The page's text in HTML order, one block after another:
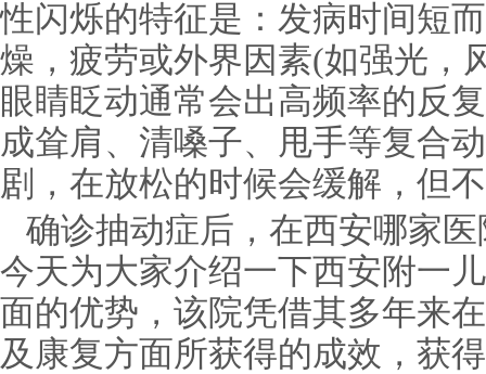
性闪烁的特征是：发病时间短
燥，疲劳或外界因素(如强光，
眼睛眨动通常会出高频率的反
成耸肩、清嗓子、甩手等复合
剧，在放松的时候会缓解，但
确诊抽动症后，在西安哪家
今天为大家介绍一下西安附一
面的优势，该院凭借其多年来
及康复方面所获得的成效，获